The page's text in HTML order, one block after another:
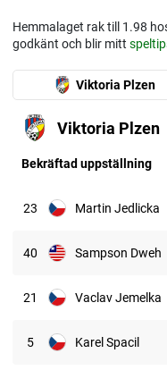
Hemmalaget rak till 1.98
godkänt och blir mitt
Viktoria Plzen
Viktoria Plzen
Bekräftad uppställning
23 Martin Jedlicka
40 Sampson Dweh
21 Vaclav Jemelka
5 Karel Spacil